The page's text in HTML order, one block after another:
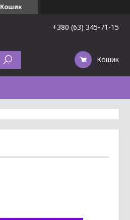
Кошик
+380 (63) 345-71-15
Кошик